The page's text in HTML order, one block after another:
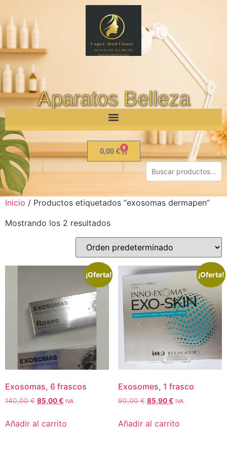
Aparatos Belleza
0,00 € 0
Inicio / Productos etiquetados “exosomas dermapen”
Mostrando los 2 resultados
¡Oferta!
Exosomas, 6 frascos
140,00€ 85,00€ IVA
Añadir al carrito
¡Oferta!
Exosomes, 1 frasco
90,00€ 85,90€ IVA
Añadir al carrito